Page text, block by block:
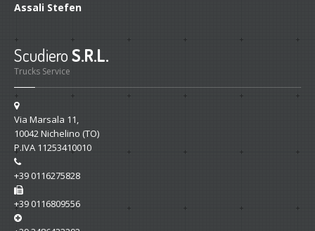
Assali Stefen
ScudieroS.R.L.
Trucks Service
Via Marsala 11,
10042Nichelino (TO)
P.IVA 11253410010
+39 0116275828
+39 0116809556